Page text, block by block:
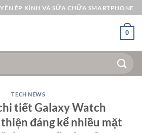
ÉP KÍNH VÀ SỬA CHỮA SMARTPHONE
0
TECH NEWS
tiết Galaxy Watch
đáng kể nhiều mặt